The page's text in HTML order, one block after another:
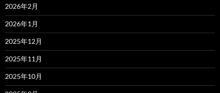
2026年2月
2026年1月
2025年12月
2025年11月
2025年10月